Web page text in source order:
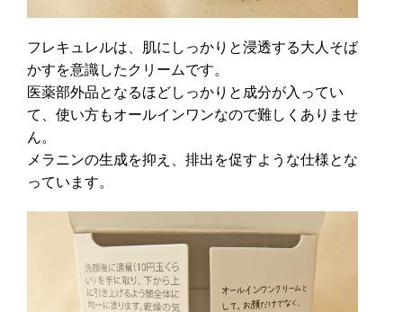
フレキュレルは、肌にしっかりと浸透する大人そば
かすを意識したクリームです。
医薬部外品となるほどしっかりと成分が入ってい
て、使い方もオールインワンなので難しくありませ
ん。
メラニンの生成を抑え、排出を促すような仕様とな
っています。